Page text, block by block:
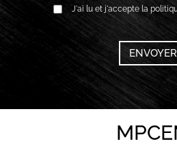
RGPD J'ai lu et j'accepte la
CAPTCHA